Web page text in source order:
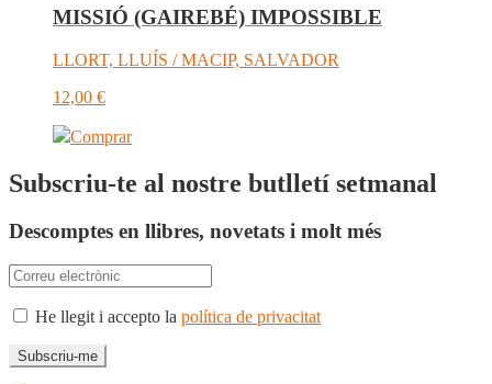
MISSIÓ (GAIREBÉ) IMPOSSIBLE
LLORT, LLUÍS / MACIP, SALVADOR
12,00 €
Comprar
Subscriu-te al nostre butlletí setmanal
Descomptes en llibres, novetats i molt més
He llegit i accepto la política de privacitat